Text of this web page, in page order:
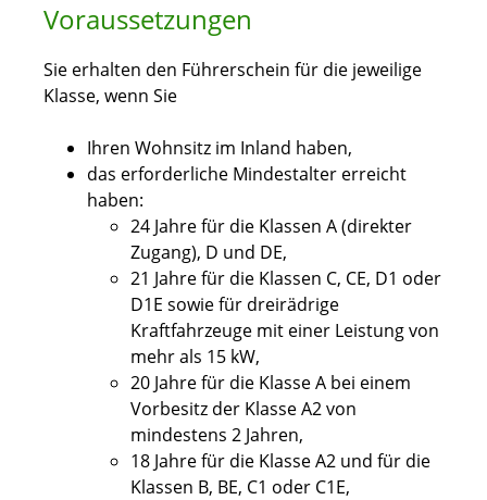
Voraussetzungen
Sie erhalten den Führerschein für die jeweilige
Klasse, wenn Sie
Ihren Wohnsitz im Inland haben,
das erforderliche Mindestalter erreicht
haben:
24 Jahre für die Klassen A (direkter
Zugang), D und DE,
21 Jahre für die Klassen C, CE, D1 oder
D1E sowie für dreirädrige
Kraftfahrzeuge mit einer Leistung von
mehr als 15 kW,
20 Jahre für die Klasse A bei einem
Vorbesitz der Klasse A2 von
mindestens 2 Jahren,
18 Jahre für die Klasse A2 und für die
Klassen B, BE, C1 oder C1E,